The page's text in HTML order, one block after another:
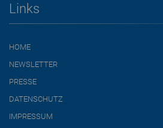
Links
HOME
NEWSLETTER
PRESSE
DATENSCHUTZ
IMPRESSUM